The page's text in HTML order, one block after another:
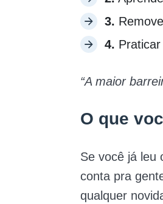
3.
4.
“A maior
O que
Se você já leu
conta pra
qualquer